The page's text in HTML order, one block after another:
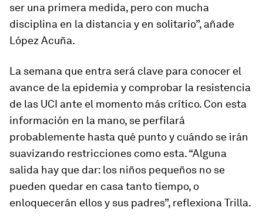
ser una primera medida, pero con mucha
disciplina en la distancia y en solitario”, añade
López Acuña.
La semana que entra será clave para conocer el
avance de la epidemia y comprobar la resistencia
de las UCI ante el momento más crítico. Con esta
información en la mano, se perfilará
probablemente hasta qué punto y cuándo se irán
suavizando restricciones como esta. “Alguna
salida hay que dar: los niños pequeños no se
pueden quedar en casa tanto tiempo, o
enloquecerán ellos y sus padres”, reflexiona Trilla.